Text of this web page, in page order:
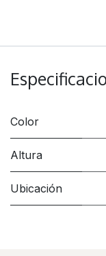
Color
Altura
Ubicación